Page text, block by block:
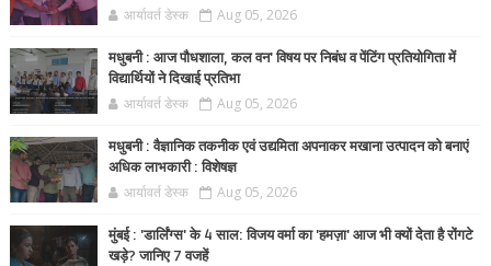
आर्यावर्त डेस्क Aug 05, 2026
मधुबनी : आज पौधशाला, कल वन' विषय पर निबंध व पेंटिंग प्रतियोगिता में
विद्यार्थियों ने दिखाई प्रतिभा
आर्यावर्त डेस्क Aug 05, 2026
मधुबनी : वैज्ञानिक तकनीक एवं उद्यमिता अपनाकर मखाना उत्पादन को बनाएं
अधिक लाभकारी : विशेषज्ञ
आर्यावर्त डेस्क Aug 05, 2026
मुंबई : 'डार्लिंग्स' के 4 साल: विजय वर्मा का 'हमज़ा' आज भी क्यों देता है रोंगटे
खड़े? जानिए 7 वजहें